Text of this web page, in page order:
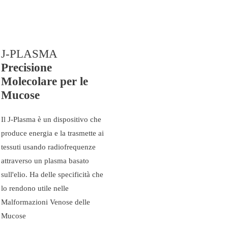
J-PLASMA
Precisione
Molecolare per le
Mucose
Il J-Plasma è un dispositivo che
produce energia e la trasmette ai
tessuti usando radiofrequenze
attraverso un plasma basato
sull'elio. Ha delle specificità che
lo rendono utile nelle
Malformazioni Venose delle
Mucose